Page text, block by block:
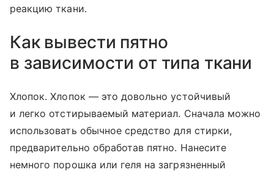
реакцию ткани.
Как вывести пятно
в зависимости от типа ткани
Хлопок. Хлопок — это довольно устойчивый
и легко отстирываемый материал. Сначала можно
использовать обычное средство для стирки,
предварительно обработав пятно. Нанесите
немного порошка или геля на загрязненный